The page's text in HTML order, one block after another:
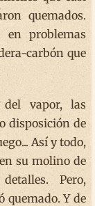
quemados.
en problemas
carbón que
vapor, las
disposición de
Así y todo,
su molino de
Pero,
quemado. Y de